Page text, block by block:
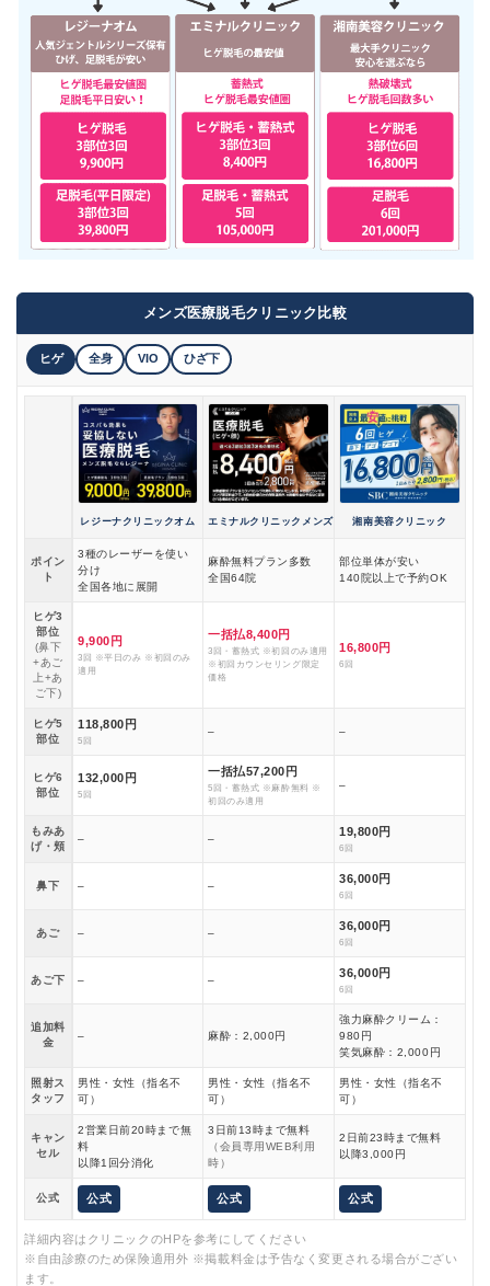
メンズ医療脱毛クリニック比較
ヒゲ 全身 VIO ひざ下
レジーナクリニックオム エミナルクリニックメンズ 湘南美容クリニック
ポイン
ト
3種のレーザーを使い
分け
全国各地に展開
麻酔無料プラン多数
全国64院
部位単体が安い
140院以上で予約OK
ヒゲ3
部位
(鼻下
+あご
上+あ
ご下)
9,900円
3回 ※平日のみ ※初回のみ
適用
一括払8,400円
3回・蓄熱式 ※初回のみ適用
※初回カウンセリング限定
価格
16,800円
6回
ヒゲ5
部位
118,800円
5回
– –
ヒゲ6
部位
132,000円
5回
一括払57,200円
5回・蓄熱式 ※麻酔無料 ※
初回のみ適用
–
もみあ
げ・頬
– –
19,800円
6回
鼻下 – –
36,000円
6回
あご – –
36,000円
6回
あご下 – –
36,000円
6回
追加料
金
– 麻酔：2,000円
強力麻酔クリーム：
980円
笑気麻酔：2,000円
照射ス
タッフ
男性・女性（指名不
可）
男性・女性（指名不
可）
男性・女性（指名不
可）
キャン
セル
2営業日前20時まで無
料
以降1回分消化
3日前13時まで無料
（会員専用WEB利用
時）
2日前23時まで無料
以降3,000円
公式 公式 公式 公式
詳細内容はクリニックのHPを参考にしてください
※自由診療のため保険適用外 ※掲載料金は予告なく変更される場合がござい
ます。